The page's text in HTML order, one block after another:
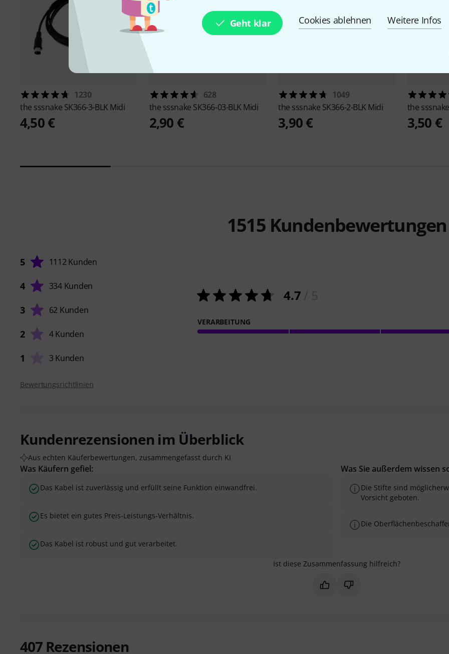
Geht klar Cookies ablehnen Weitere Infos
1230
the sssnake SK366-3-BLK Midi
4,50 €
628
the sssnake SK366-03-BLK Midi
2,90 €
1049
the sssnake SK366-2-BLK Midi
3,90 €
the sssnake
3,50 €
1515 Kundenbewertungen
5 1112 Kunden
4 334 Kunden
3 62 Kunden
2 4 Kunden
1 3 Kunden
4.7
VERARBEITUNG
Bewertungsrichtlinien
Kundenrezensionen im Überblick
Aus echten Käuferbewertungen, zusammengefasst durch KI
Was Käufern gefiel:
Das Kabel ist zuverlässig und erfüllt seine Funktion einwandfrei.
Es bietet ein gutes Preis-Leistungs-Verhältnis.
Das Kabel ist robust und gut verarbeitet.
Was Sie außerdem wissen
Die Stifte sind
Vorsicht geboten.
Die
Ist diese Zusammenfassung hilfreich?
Markieren Sie diese
Markieren Sie diese
407 Rezensionen